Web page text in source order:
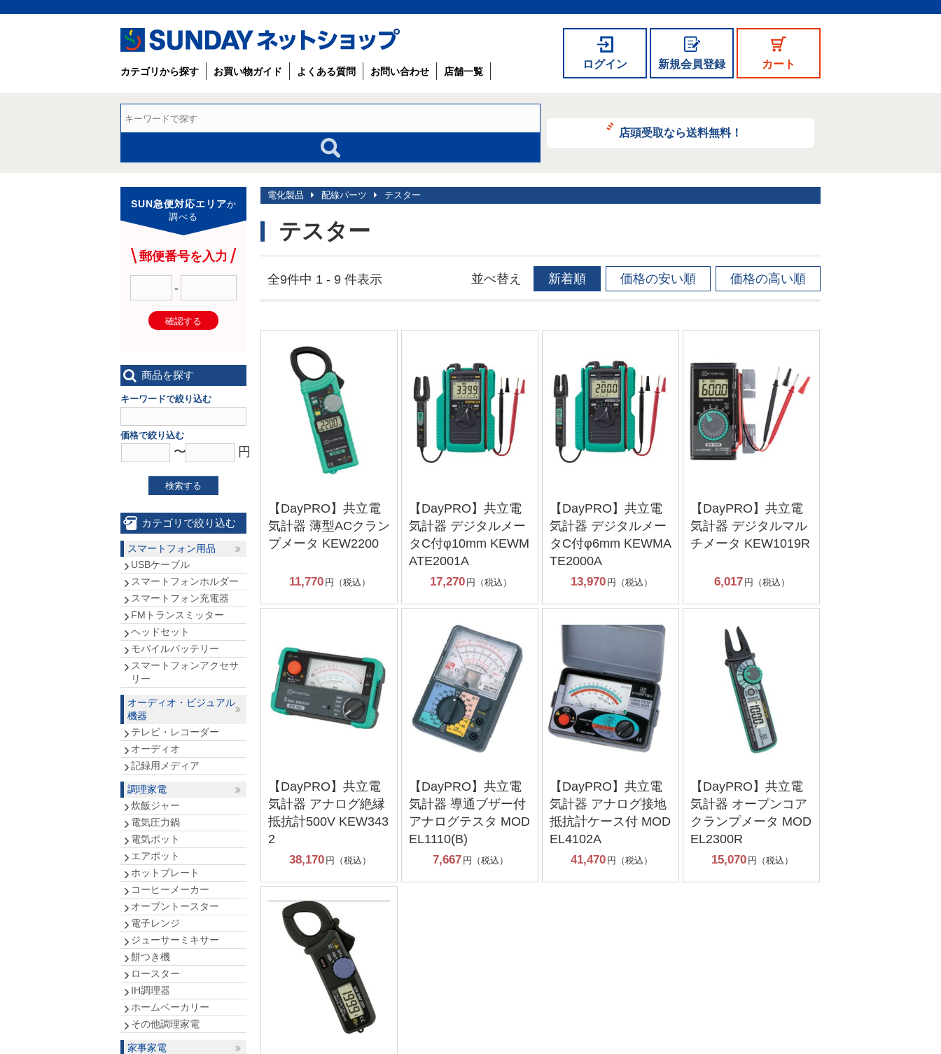
ログイン 新規会員登録 カート
カテゴリから探す お買い物ガイド よくある質問 お問い合わせ 店舗一覧
店頭受取なら送料無料！
電化製品 配線パーツ テスター
テスター
全9件中 1 - 9 件表示 並べ替え 新着順 価格の安い順 価格の高い順
【DayPRO】共立電
気計器 薄型ACクラン
プメータ KEW2200
11,770 円（税込）
【DayPRO】共立電
気計器 デジタルメー
タC付φ10mm KEWM
ATE2001A
17,270 円（税込）
【DayPRO】共立電
気計器 デジタルメー
タC付φ6mm KEWMA
TE2000A
13,970 円（税込）
【DayPRO】共立電
気計器 デジタルマル
チメータ KEW1019R
6,017 円（税込）
【DayPRO】共立電
気計器 アナログ絶縁
抵抗計500V KEW343
2
38,170 円（税込）
【DayPRO】共立電
気計器 導通ブザー付
アナログテスタ MOD
EL1110(B)
7,667 円（税込）
【DayPRO】共立電
気計器 アナログ接地
抵抗計ケース付 MOD
EL4102A
41,470 円（税込）
【DayPRO】共立電
気計器 オープンコア
クランプメータ MOD
EL2300R
15,070 円（税込）
SUN急便対応エリアか
調べる
郵便番号を入力
-
確認する
商品を探す
キーワードで絞り込む
価格で絞り込む
〜 円
検索する
カテゴリで絞り込む
スマートフォン用品
USBケーブル
スマートフォンホルダー
スマートフォン充電器
FMトランスミッター
ヘッドセット
モバイルバッテリー
スマートフォンアクセサ
リー
オーディオ・ビジュアル
機器
テレビ・レコーダー
オーディオ
記録用メディア
調理家電
炊飯ジャー
電気圧力鍋
電気ポット
エアポット
ホットプレート
コーヒーメーカー
オーブントースター
電子レンジ
ジューサーミキサー
餅つき機
ロースター
IH調理器
ホームベーカリー
その他調理家電
家事家電